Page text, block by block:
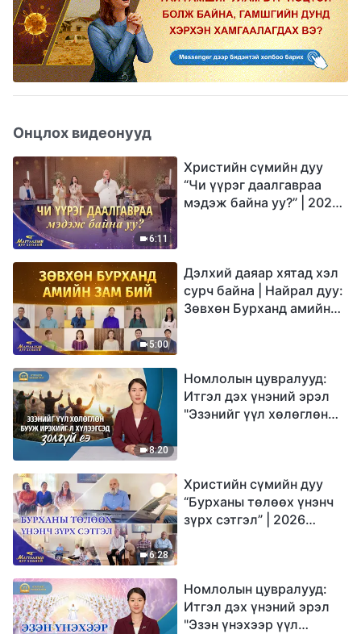
Онцлох видеонууд
6:11
Христийн сүмийн дуу
“Чи үүрэг даалгавраа
мэдэж байна уу?” | 2026
5:00
Дэлхий даяар хятад хэл
сурч байна | Найрал дуу:
Зөвхөн Бурханд амийн
8:20
Номлолын цувралууд:
Итгэл дэх үнэний эрэл
"Эзэнийг үүл хөлөглөн
6:28
Христийн сүмийн дуу
“Бурханы төлөөх үнэнч
зүрх сэтгэл” | 2026
Номлолын цувралууд:
Итгэл дэх үнэний эрэл
"Эзэн үнэхээр үүл